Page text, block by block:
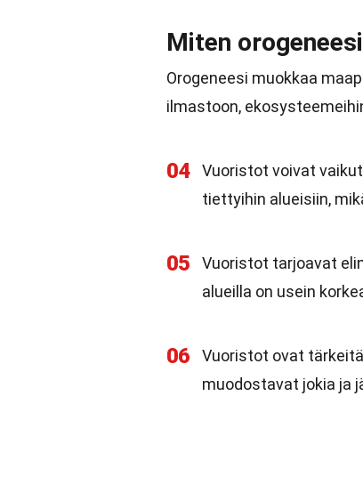
Miten
Orogeneesi muokkaa
ilmastoon,
04
Vuoristot voivat
tiettyihin alueisiin,
05
Vuoristot tarjoavat
alueilla on usein
06
Vuoristot ovat
muodostavat jokia ja